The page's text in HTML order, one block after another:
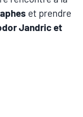
et prendre
Jandric et